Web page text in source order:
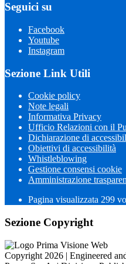
Seguici su
Facebook
Youtube
Instagram
Sezione Link Utili
Cookie policy
Note legali
Informativa Privacy
Ufficio Relazioni con il
Dichiarazione di
Obiettivi di accessibilità
Whistleblowing
Gestione consensi cookie
Amministrazione
Pagina visualizzata 299
Sezione Copyright
Copyright 2026 | Engineered